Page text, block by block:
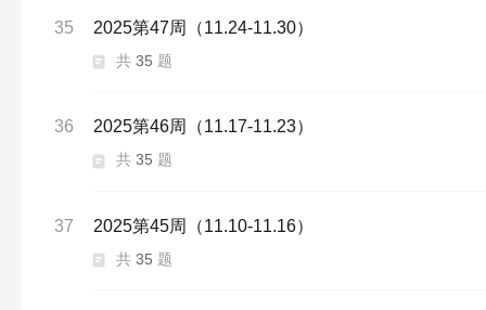
35 2025第47周（11.24-11.30）
共 35 题
36 2025第46周（11.17-11.23）
共 35 题
37 2025第45周（11.10-11.16）
共 35 题